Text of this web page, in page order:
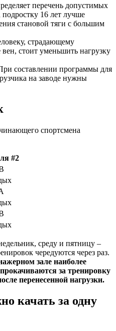
перечень допустимых
16 лет лучше
становой тяги с большим
страдающему
стоит уменьшить нагрузку
составлении программы для
на заводе нужны
спортсмена
#2
среду и пятницу –
чередуются через раз.
зале наиболее
за тренировку
перенесенной нагрузки.
качать за одну